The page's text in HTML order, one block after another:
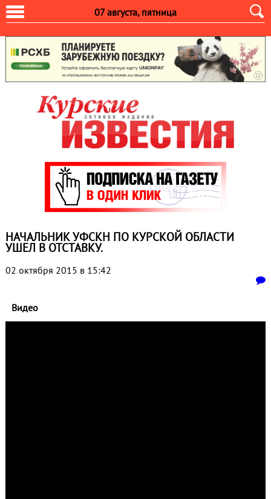
07 августа, пятница
НАЧАЛЬНИК УФСКН ПО КУРСКОЙ ОБЛАСТИ
УШЕЛ В ОТСТАВКУ.
02 октября 2015 в 15:42
Видео